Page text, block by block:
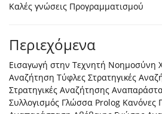
Καλές γνώσεις Προγραμματισμού
Περιεχόμενα
Εισαγωγή στην Τεχνητή Νοημοσύνη
Αναζήτηση Τύφλες Στρατηγικές
Στρατηγικές Αναζήτησης
Συλλογισμός Γλώσσα Prolog Κανόνες